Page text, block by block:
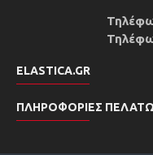
ELASTICA.GR
ΠΛΗΡΟΦΟΡΊΕΣ